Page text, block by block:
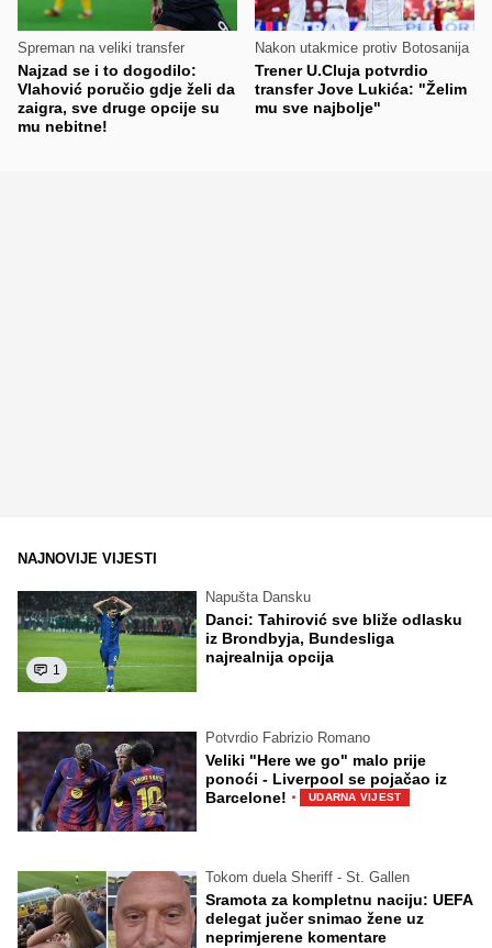
Spreman na veliki transfer
Najzad se i to dogodilo:
Vlahović poručio gdje želi da
zaigra, sve druge opcije su
mu nebitne!
Nakon utakmice protiv Botosanija
Trener U.Cluja potvrdio
transfer Jove Lukića: "Želim
mu sve najbolje"
NAJNOVIJE VIJESTI
1
Napušta Dansku
Danci: Tahirović sve bliže odlasku
iz Brondbyja, Bundesliga
najrealnija opcija
Potvrdio Fabrizio Romano
Veliki "Here we go" malo prije
ponoći - Liverpool se pojačao iz
Barcelone! · UDARNA VIJEST
Tokom duela Sheriff - St. Gallen
Sramota za kompletnu naciju: UEFA
delegat jučer snimao žene uz
neprimjerene komentare